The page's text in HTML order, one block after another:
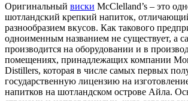
Оригинальный виски McClelland’s – это
шотландский крепкий напиток,
разнообразием вкусов. Как такового
одноименным названием не существует, а
производится на оборудовании и в
помещениях, принадлежащих компании
Distillers, которая в числе самых первых
государственную лицензию на
напитков на шотландском острове Айла.